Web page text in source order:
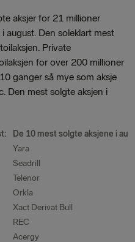
aksjer for 21 millioner
august. Den soleklart mest
Private
for over 200 millioner
ganger så mye som aksje
Den mest solgte aksjen i
De 10 mest solgte aksjene i
Yara
Seadrill
Telenor
Orkla
Xact Derivat Bull
REC
Acergy